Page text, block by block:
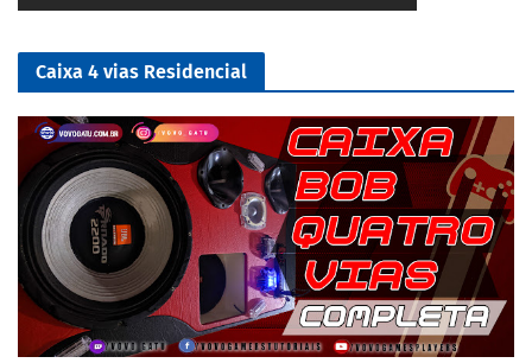
Caixa 4 vias Residencial